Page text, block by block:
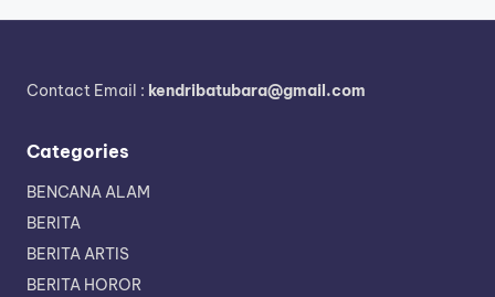
Contact Email : kendribatubara@gmail.com
Categories
BENCANA ALAM
BERITA
BERITA ARTIS
BERITA HOROR